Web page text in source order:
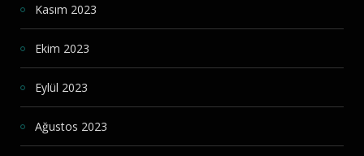
Kasım 2023
Ekim 2023
Eylül 2023
Ağustos 2023